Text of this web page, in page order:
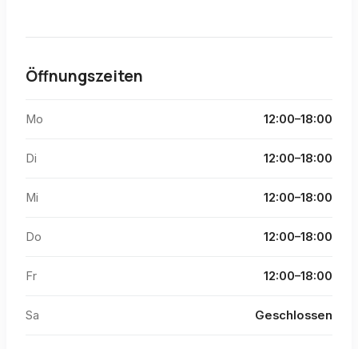
Öffnungszeiten
Mo 12:00–18:00
Di 12:00–18:00
Mi 12:00–18:00
Do 12:00–18:00
Fr 12:00–18:00
Sa Geschlossen